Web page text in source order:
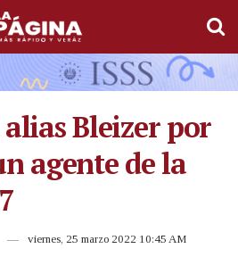
Bleizer por
agente de la
viernes, 25 marzo 2022 10:45 AM